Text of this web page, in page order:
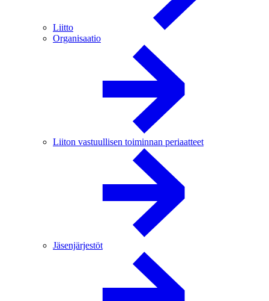
Liitto
Organisaatio
Liiton vastuullisen toiminnan periaatteet
Jäsenjärjestöt